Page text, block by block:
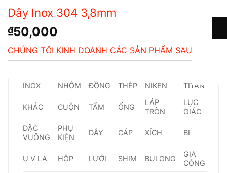
Dây Inox 304 3,8mm
₫50,000
CHÚNG TÔI KINH DOANH CÁC SẢN PHẨM SAU
INOX NHÔM ĐỒNG THÉP NIKEN TITAN
KHÁC CUỘN TẤM ỐNG
LÁP
TRÒN
LỤC
GIÁC
ĐẶC
VUÔNG
PHỤ
KIỆN
DÂY CÁP XÍCH BI
U V LA HỘP LƯỚI SHIM BULONG
GIA
CÔNG